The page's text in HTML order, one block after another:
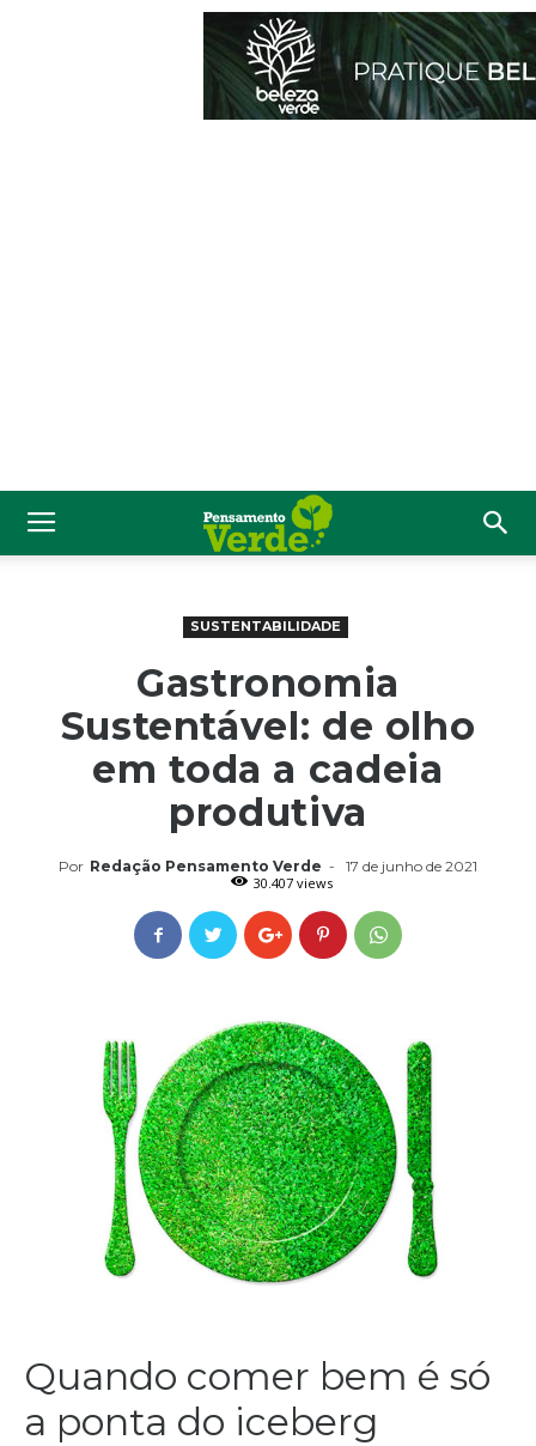
SUSTENTABILIDADE
Gastronomia
Sustentável: de olho
em toda a cadeia
produtiva
Por Redação Pensamento Verde -
17 de junho de 2021
30.407 views
Quando comer bem é só
a ponta do iceberg